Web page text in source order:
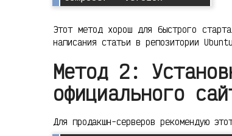
Этот метод хорош для быстрого
написания статьи в репозитории
Метод 2:
официального
Для продакшн-серверов рекомендую